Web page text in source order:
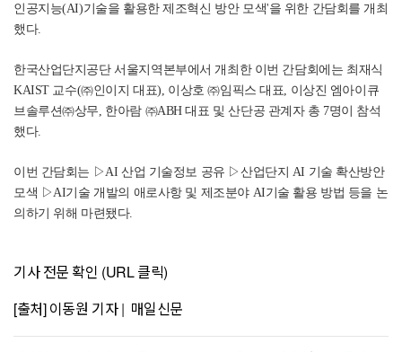
인공지능(AI)기술을 활용한 제조혁신 방안 모색'을 위한 간담회를 개최
했다.
한국산업단지공단 서울지역본부에서 개최한 이번 간담회에는 최재식
KAIST 교수(㈜인이지 대표), 이상호 ㈜임픽스 대표, 이상진 엠아이큐
브솔루션㈜상무, 한아람 ㈜ABH 대표 및 산단공 관계자 총 7명이 참석
했다.
이번 간담회는 ▷AI 산업 기술정보 공유 ▷산업단지 AI 기술 확산방안
모색 ▷AI기술 개발의 애로사항 및 제조분야 AI기술 활용 방법 등을 논
의하기 위해 마련됐다.
기사 전문 확인 (URL 클릭)
[출처] 이동원 기자 | 매일신문